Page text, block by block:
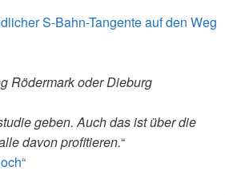
S-Bahn-Tangente auf den Weg
Rödermark oder Dieburg
geben. Auch das ist über die
davon profitieren.“